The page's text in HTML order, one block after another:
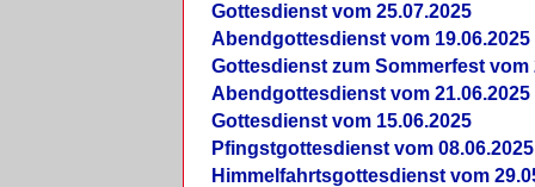
Gottesdienst vom 25.07.2025
Abendgottesdienst vom 19.06.2025
Gottesdienst zum Sommerfest vom
Abendgottesdienst vom 21.06.2025
Gottesdienst vom 15.06.2025
Pfingstgottesdienst vom 08.06.2025
Himmelfahrtsgottesdienst vom